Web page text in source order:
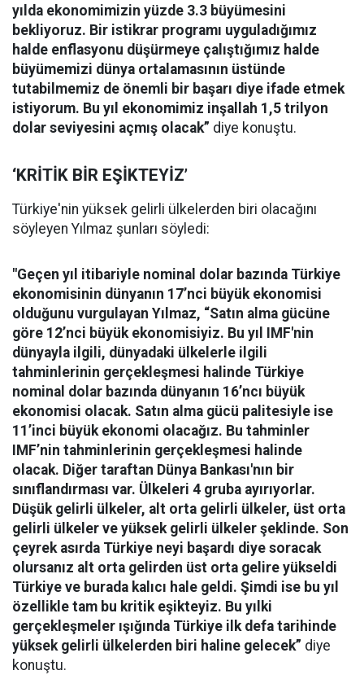
yılda ekonomimizin yüzde 3.3 büyümesini
bekliyoruz. Bir istikrar programı uyguladığımız
halde enflasyonu düşürmeye çalıştığımız halde
büyümemizi dünya ortalamasının üstünde
tutabilmemiz de önemli bir başarı diye ifade etmek
istiyorum. Bu yıl ekonomimiz inşallah 1,5 trilyon
dolar seviyesini açmış olacak” diye konuştu.
‘KRİTİK BİR EŞİKTEYİZ’
Türkiye'nin yüksek gelirli ülkelerden biri olacağını
söyleyen Yılmaz şunları söyledi:
"Geçen yıl itibariyle nominal dolar bazında Türkiye
ekonomisinin dünyanın 17’nci büyük ekonomisi
olduğunu vurgulayan Yılmaz, “Satın alma gücüne
göre 12’nci büyük ekonomisiyiz. Bu yıl IMF'nin
dünyayla ilgili, dünyadaki ülkelerle ilgili
tahminlerinin gerçekleşmesi halinde Türkiye
nominal dolar bazında dünyanın 16’ncı büyük
ekonomisi olacak. Satın alma gücü palitesiyle ise
11’inci büyük ekonomi olacağız. Bu tahminler
IMF’nin tahminlerinin gerçekleşmesi halinde
olacak. Diğer taraftan Dünya Bankası'nın bir
sınıflandırması var. Ülkeleri 4 gruba ayırıyorlar.
Düşük gelirli ülkeler, alt orta gelirli ülkeler, üst orta
gelirli ülkeler ve yüksek gelirli ülkeler şeklinde. Son
çeyrek asırda Türkiye neyi başardı diye soracak
olursanız alt orta gelirden üst orta gelire yükseldi
Türkiye ve burada kalıcı hale geldi. Şimdi ise bu yıl
özellikle tam bu kritik eşikteyiz. Bu yılki
gerçekleşmeler ışığında Türkiye ilk defa tarihinde
yüksek gelirli ülkelerden biri haline gelecek” diye
konuştu.